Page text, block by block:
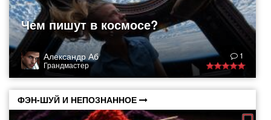
Чем пишут в космосе?
Александр Аб
Грандмастер
1
ФЭН-ШУЙ И НЕПОЗНАННОЕ